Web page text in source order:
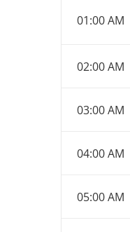
01:00 AM
02:00 AM
03:00 AM
04:00 AM
05:00 AM